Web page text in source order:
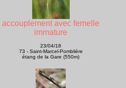
accouplement avec femelle
immature
23/04/18
73 - Saint-Marcel-Pomblière
étang de la Gare (550m)